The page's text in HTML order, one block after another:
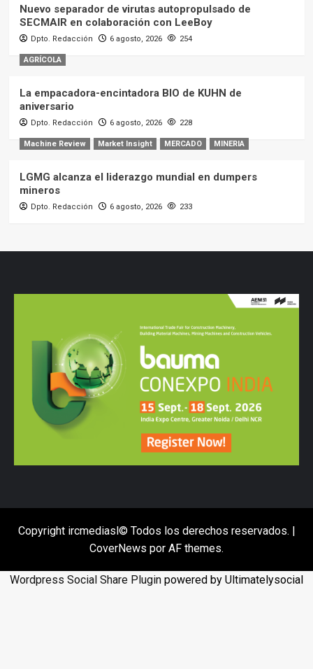
Nuevo separador de virutas autopropulsado de
SECMAIR en colaboración con LeeBoy
Dpto. Redacción 6 agosto, 2026 254
AGRÍCOLA
La empacadora-encintadora BIO de KUHN de
aniversario
Dpto. Redacción 6 agosto, 2026 228
Machine Review Market Insight MERCADO MINERIA
LGMG alcanza el liderazgo mundial en dumpers
mineros
Dpto. Redacción 6 agosto, 2026 233
Copyright ircmediasl© Todos los derechos reservados. |
CoverNews por AF themes.
Wordpress Social Share Plugin powered by Ultimatelysocial